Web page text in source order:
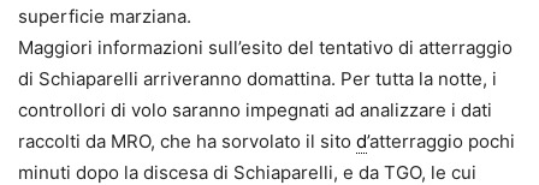
superficie marziana.
Maggiori informazioni sull’esito del tentativo di atterraggio
di Schiaparelli arriveranno domattina. Per tutta la notte, i
controllori di volo saranno impegnati ad analizzare i dati
raccolti da MRO, che ha sorvolato il sito d’atterraggio pochi
minuti dopo la discesa di Schiaparelli, e da TGO, le cui